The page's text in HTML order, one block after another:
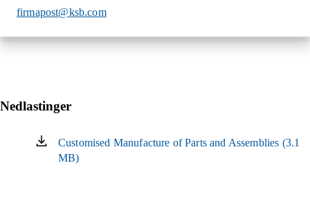
firmapost@ksb.com
Nedlastinger
Customised Manufacture of Parts and Assemblies (3.1
MB)
(åpnes
i